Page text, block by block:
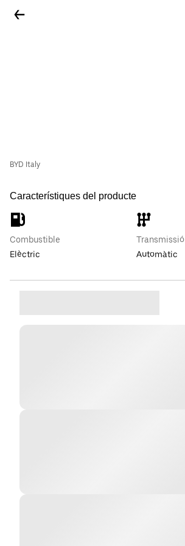
BYD Italy
Característiques del producte
Combustible
Elèctric
Transmissió
Automàtic